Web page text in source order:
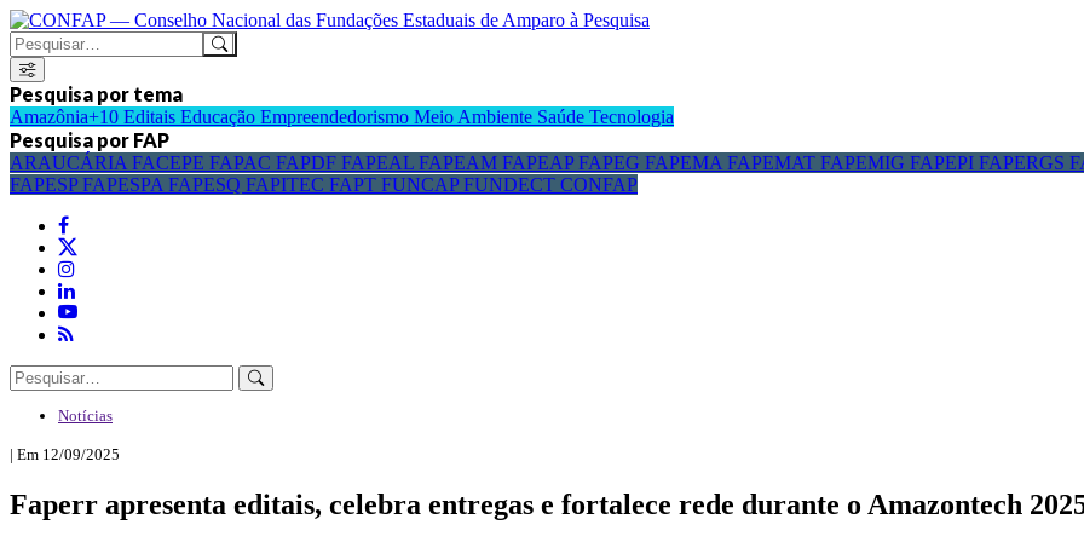
Pesquisa por tema
Amazônia+10 Editais Educação Empreendedorismo Meio Ambiente Saúde Tecnologia
Pesquisa por FAP
ARAUCÁRIA FACEPE FAPAC FAPDF FAPEAL FAPEAM FAPEAPFAPEG FAPEMA FAPEMAT FAPEMIG FAPEPI FAPERGS
FAPESPFAPESPA FAPESQ FAPITEC FAPT FUNCAPFUNDECT CONFAP
Notícias
| Em 12/09/2025
Faperr apresenta editais, celebra entregas e fortalece rede durante o Amazontech